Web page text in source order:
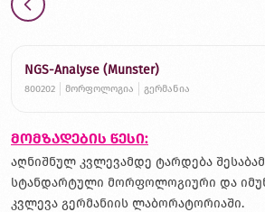
NGS-Analyse (Munster)
800202 მორფოლოგია გერმანია
მომზადების წესი:
აღნიშნულ კვლევამდე ტარდება
სტანდარტული მორფოლოგიური და
კვლევა გერმანიის ლაბორატორიაში.